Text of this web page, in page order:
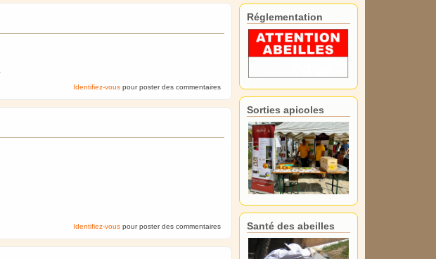
Identifiez-vouspour poster des commentaires
Identifiez-vouspour poster des commentaires
Réglementation
Sorties apicoles
Santé des abeilles